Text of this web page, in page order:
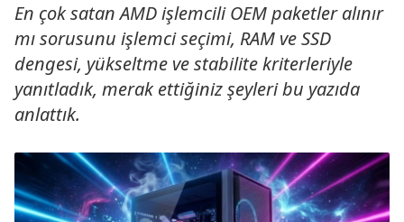
En çok satan AMD işlemcili OEM paketler alınır
mı sorusunu işlemci seçimi, RAM ve SSD
dengesi, yükseltme ve stabilite kriterleriyle
yanıtladık, merak ettiğiniz şeyleri bu yazıda
anlattık.